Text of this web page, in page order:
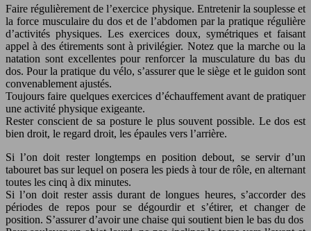
Faire régulièrement de l’exercice physique. Entretenir la souplesse et
la force musculaire du dos et de l’abdomen par la pratique régulière
d’activités physiques. Les exercices doux, symétriques et faisant
appel à des étirements sont à privilégier. Notez que la marche ou la
natation sont excellentes pour renforcer la musculature du bas du
dos. Pour la pratique du vélo, s’assurer que le siège et le guidon sont
convenablement ajustés.
Toujours faire quelques exercices d’échauffement avant de pratiquer
une activité physique exigeante.
Rester conscient de sa posture le plus souvent possible. Le dos est
bien droit, le regard droit, les épaules vers l’arrière.
Si l’on doit rester longtemps en position debout, se servir d’un
tabouret bas sur lequel on posera les pieds à tour de rôle, en alternant
toutes les cinq à dix minutes.
Si l’on doit rester assis durant de longues heures, s’accorder des
périodes de repos pour se dégourdir et s’étirer, et changer de
position. S’assurer d’avoir une chaise qui soutient bien le bas du dos